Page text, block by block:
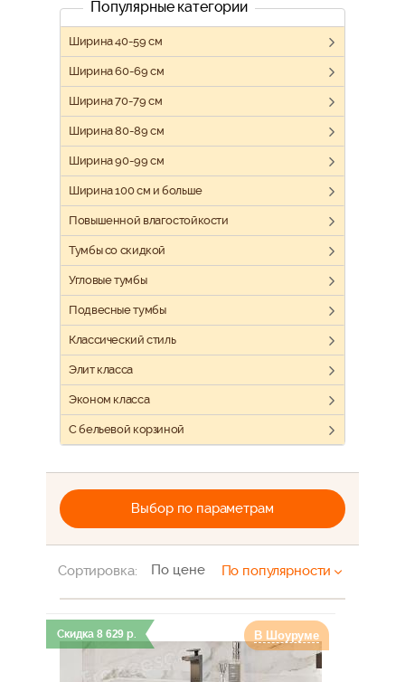
Популярные категории
Ширина 40-59 см
Ширина 60-69 см
Ширина 70-79 см
Ширина 80-89 см
Ширина 90-99 см
Ширина 100 см и больше
Повышенной влагостойкости
Тумбы со скидкой
Угловые тумбы
Подвесные тумбы
Классический стиль
Элит класса
Эконом класса
С бельевой корзиной
Выбор по параметрам
Сортировка: По цене По популярности
Скидка 8 629 р. В Шоуруме